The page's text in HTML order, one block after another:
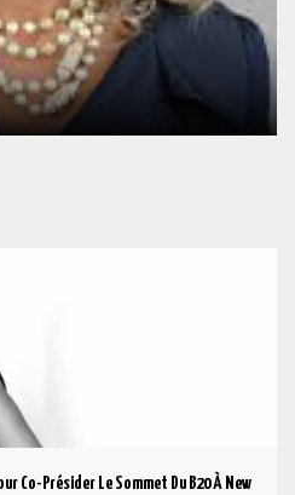
Co-Présider Le Sommet Du B20 À New